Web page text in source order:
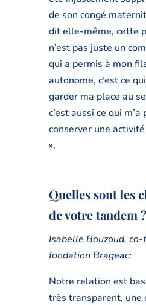
de son congé
dit elle-même, cette
n’est pas juste un
qui a permis à mon
autonome, c’est ce
garder ma place au
c’est aussi ce qui m’a
conserver une
».
Quelles sont les
de votre tandem ?
Isabelle Bouzoud,
fondation Brageac:
Notre relation est
très transparent, une